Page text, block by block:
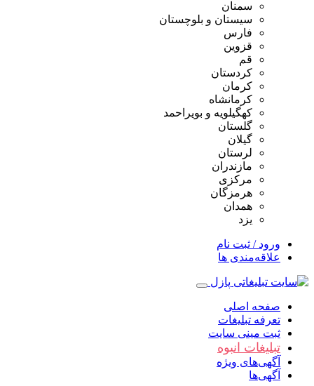
سمنان
سیستان و بلوچستان
فارس
قزوین
قم
کردستان
کرمان
کرمانشاه
کهگیلویه و بویراحمد
گلستان
گیلان
لرستان
مازندران
مرکزی
هرمزگان
همدان
یزد
ورود / ثبت نام
علاقه‌مندی ها
صفحه اصلی
تعرفه تبلیغات
ثبت مینی سایت
تبلیغات انبوه
آگهی‌های ویژه
آگهی‌ها